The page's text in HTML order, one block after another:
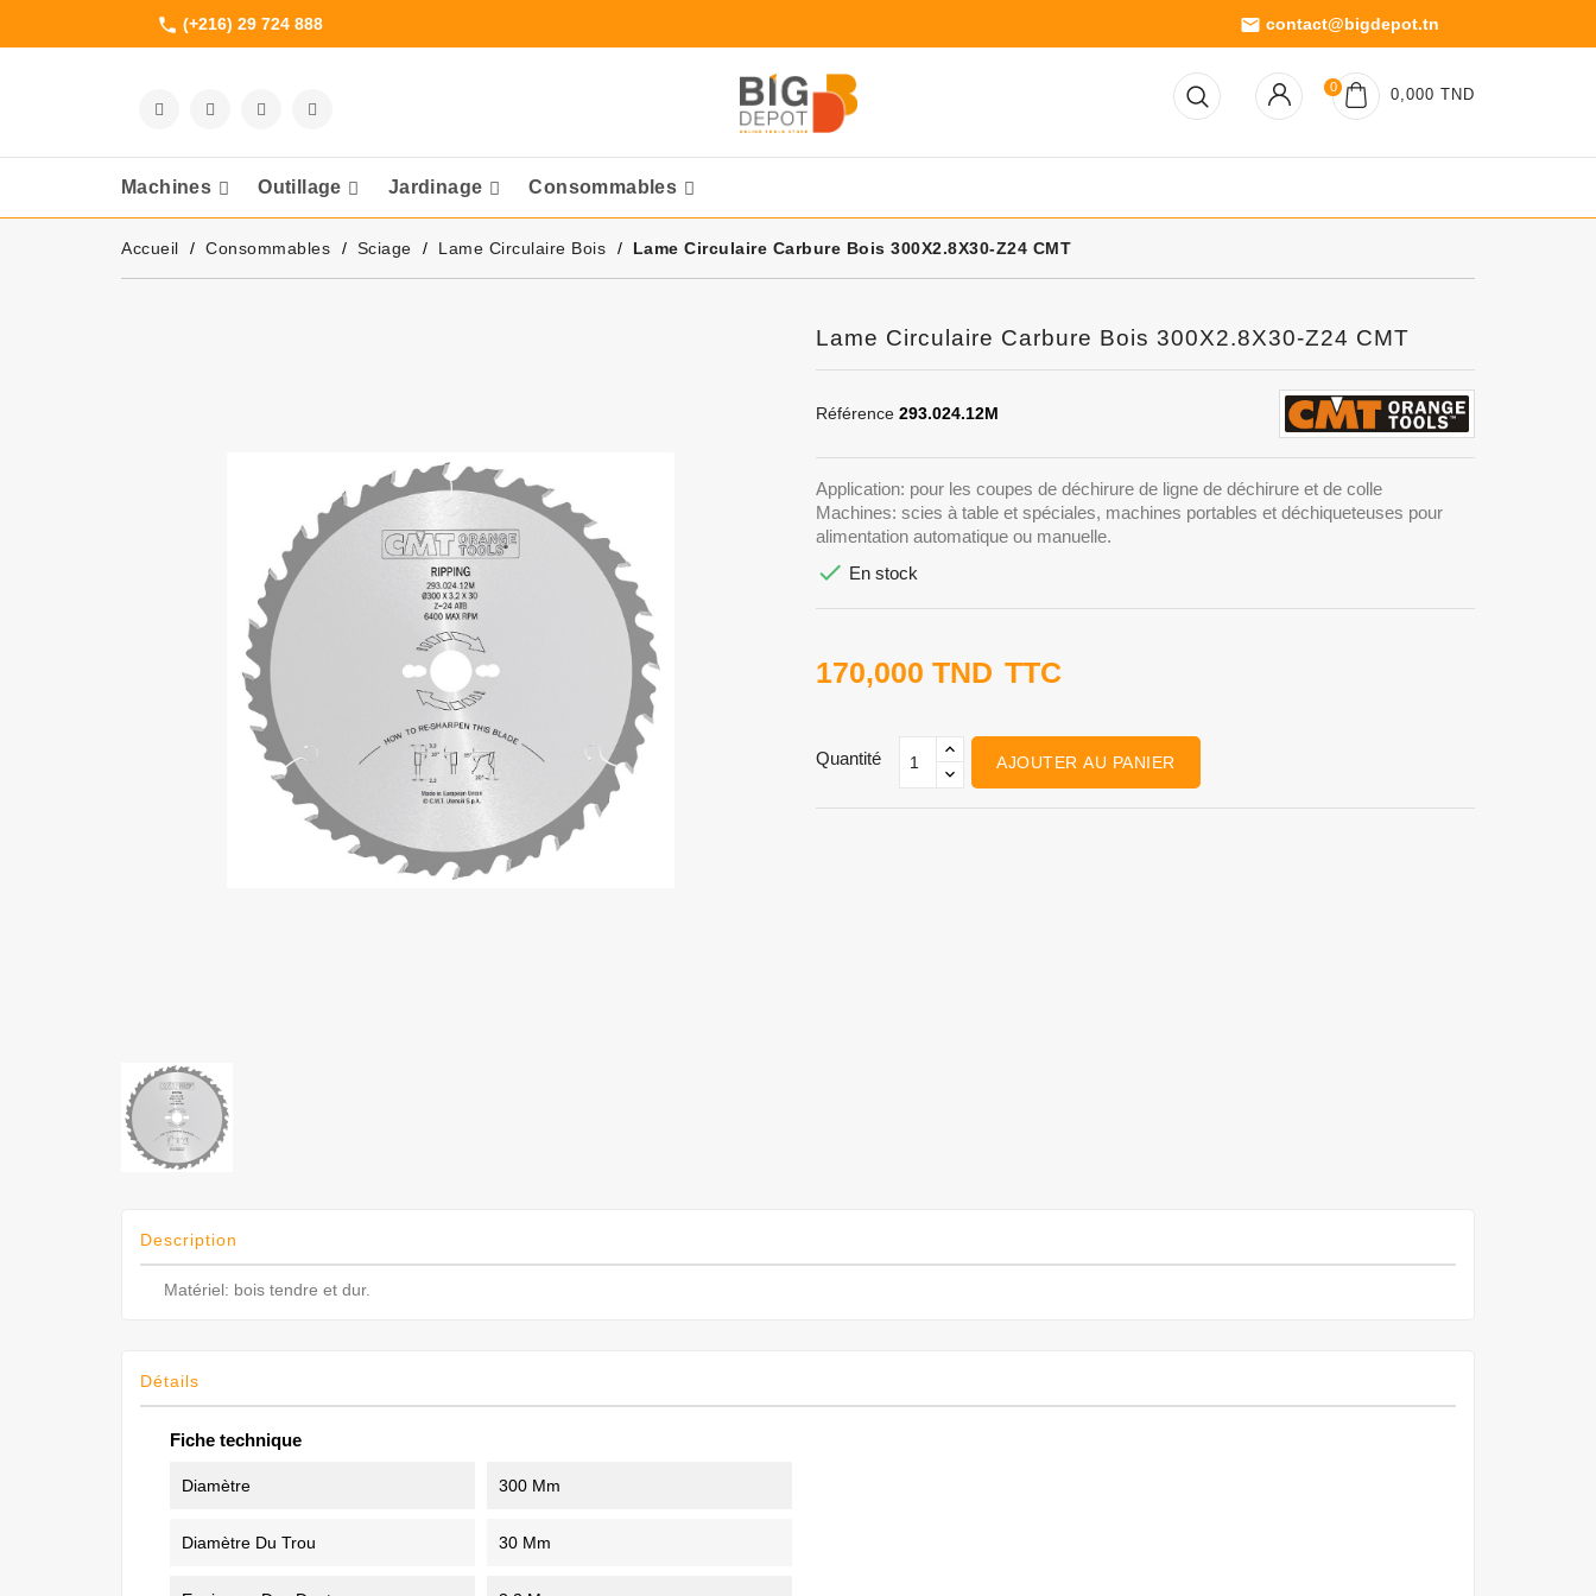
phone (+216) 29 724 888 email contact@bigdepot.tn
0 0,000 TND
Machines Outillage Jardinage Consommables
Accueil Consommables Sciage Lame Circulaire Bois Lame Circulaire Carbure Bois 300X2.8X30-Z24 CMT
Lame Circulaire Carbure Bois 300X2.8X30-Z24 CMT
Référence 293.024.12M
Application: pour les coupes de déchirure de ligne de déchirure et de colle
Machines: scies à table et spéciales, machines portables et déchiqueteuses pour
alimentation automatique ou manuelle.
 En stock
170,000 TND TTC
Quantité AJOUTER AU PANIER
Description
Matériel: bois tendre et dur.
Détails
Fiche technique
Diamètre 300 Mm
Diamètre Du Trou 30 Mm